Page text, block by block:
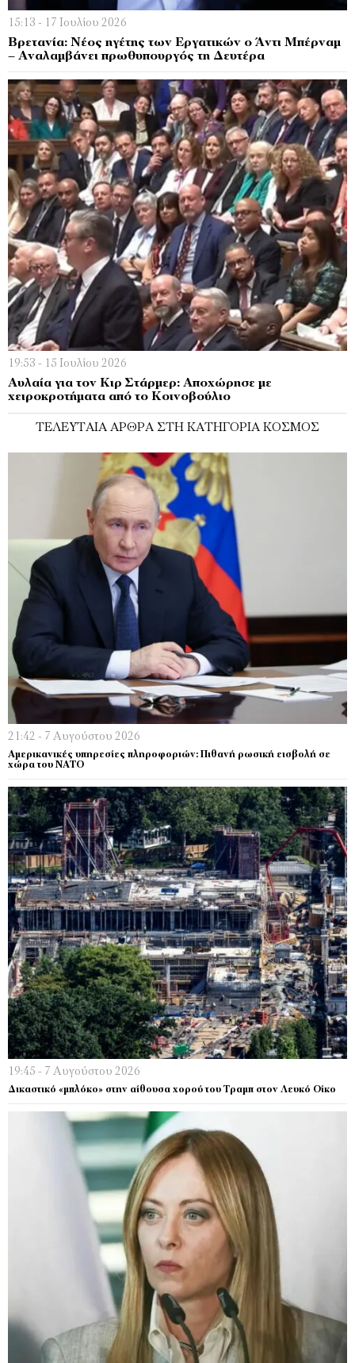
15:13 - 17 Ιουλίου 2026
Βρετανία: Νέος ηγέτης των Εργατικών ο Άντι Μπέρναμ
– Αναλαμβάνει πρωθυπουργός τη Δευτέρα
19:53 - 15 Ιουλίου 2026
Αυλαία για τον Κιρ Στάρμερ: Αποχώρησε με
χειροκροτήματα από το Κοινοβούλιο
ΤΕΛΕΥΤΑΊΑ ΆΡΘΡΑ ΣΤΗ ΚΑΤΗΓΟΡΊΑ ΚΌΣΜΟΣ
21:42 - 7 Αυγούστου 2026
Αμερικανικές υπηρεσίες πληροφοριών: Πιθανή ρωσική εισβολή σε
χώρα του ΝΑΤΟ
19:45 - 7 Αυγούστου 2026
Δικαστικό «μπλόκο» στην αίθουσα χορού του Τραμπ στον Λευκό Οίκο